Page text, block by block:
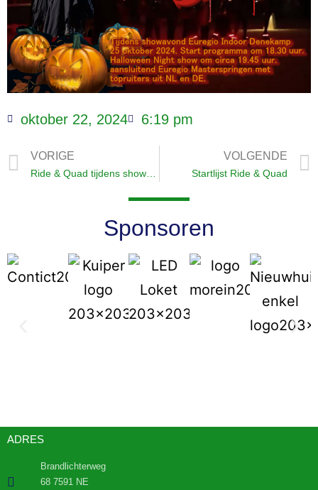
oktober 22, 2024 6:19 pm
VORIGE VOLGENDE
Startlijst Ride & Quad
Sponsoren
ADRES
Brandlichterweg
68 7591 NE